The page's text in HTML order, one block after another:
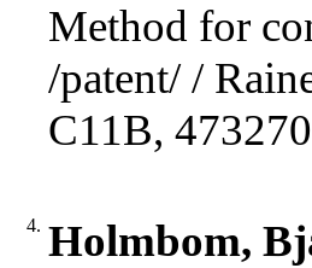
Method for
/patent/ /
C11B,
4. Holmbom,